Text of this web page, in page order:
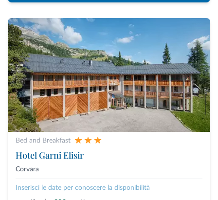
Bed and Breakfast
Hotel Garni Elisir
Corvara
Inserisci le date per conoscere la disponibilità